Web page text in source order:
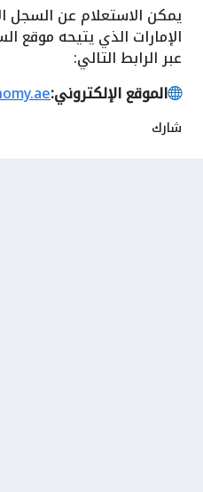
يمكن الاستعلام عن السجل
الإمارات الذي يتيحه موقع
عبر الرابط التالي:
الموقع الإلكتروني:
شارك